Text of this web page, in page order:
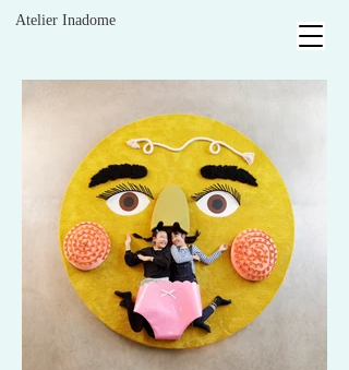
Atelier Inadome